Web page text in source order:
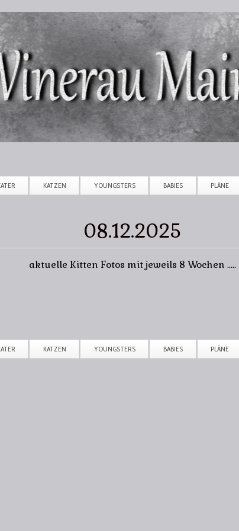
Direkt zum Inhalt
KATZEN YOUNGSTERS BABIES PLÄNE
08.12.2025
aktuelle Kitten Fotos mit jeweils 8 Wochen .....
KATZEN YOUNGSTERS BABIES PLÄNE